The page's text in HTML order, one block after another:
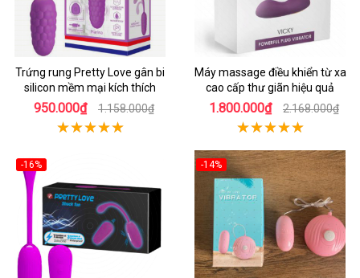
Trứng rung Pretty Love gân bi
silicon mềm mại kích thích
950.000₫ 1.158.000₫
Máy massage điều khiển từ xa
cao cấp thư giãn hiệu quả
1.800.000₫ 2.168.000₫
-16% -14%